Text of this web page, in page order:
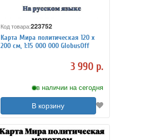
Код товара:223752
Карта Мира политическая 120 х
200 см, 1:15 000 000 GlobusOff
3 990 р.
в наличии на сегодня
В корзину